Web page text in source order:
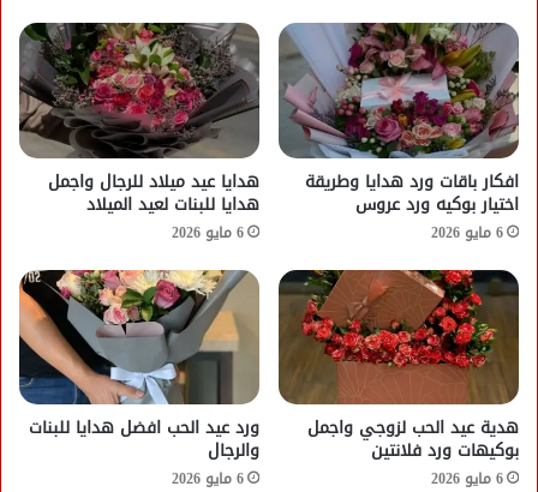
افكار باقات ورد هدايا وطريقة
اختيار بوكيه ورد عروس
6 مايو 2026
هدايا عيد ميلاد للرجال واجمل
هدايا للبنات لعيد الميلاد
6 مايو 2026
هدية عيد الحب لزوجي واجمل
بوكيهات ورد فلانتين
6 مايو 2026
ورد عيد الحب افضل هدايا للبنات
والرجال
6 مايو 2026